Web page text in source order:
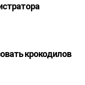
крокодилов